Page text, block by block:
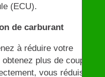
(ECU).
de carburant
à réduire votre
plus de couple.
vous réduisez